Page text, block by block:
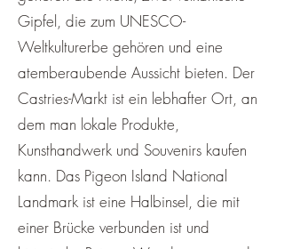
Gipfel, die zum UNESCO-
Weltkulturerbe gehören und eine
atemberaubende Aussicht bieten. Der
Castries-Markt ist ein lebhafter Ort, an
dem man lokale Produkte,
Kunsthandwerk und Souvenirs kaufen
kann. Das Pigeon Island National
Landmark ist eine Halbinsel, die mit
einer Brücke verbunden ist und